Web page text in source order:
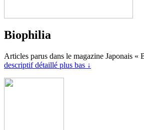
Biophilia
Articles parus dans le magazine Japonais «
descriptif détaillé plus bas ↓